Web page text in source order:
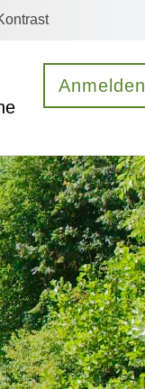
Anmelden